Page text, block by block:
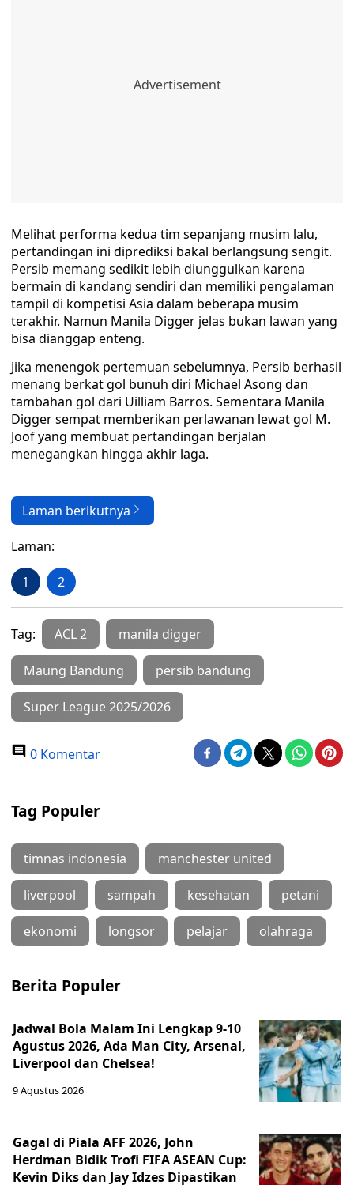
Melihat performa kedua tim sepanjang musim lalu,
pertandingan ini diprediksi bakal berlangsung sengit.
Persib memang sedikit lebih diunggulkan karena
bermain di kandang sendiri dan memiliki pengalaman
tampil di kompetisi Asia dalam beberapa musim
terakhir. Namun Manila Digger jelas bukan lawan yang
bisa dianggap enteng.
Jika menengok pertemuan sebelumnya, Persib berhasil
menang berkat gol bunuh diri Michael Asong dan
tambahan gol dari Uilliam Barros. Sementara Manila
Digger sempat memberikan perlawanan lewat gol M.
Joof yang membuat pertandingan berjalan
menegangkan hingga akhir laga.
Laman berikutnya
Laman:
1 2
Tag: ACL 2 manila digger
Maung Bandung persib bandung
Super League 2025/2026
0 Komentar
Tag Populer
timnas indonesia manchester united
liverpool sampah kesehatan petani
ekonomi longsor pelajar olahraga
Berita Populer
Jadwal Bola Malam Ini Lengkap 9-10
Agustus 2026, Ada Man City, Arsenal,
Liverpool dan Chelsea!
9 Agustus 2026
Gagal di Piala AFF 2026, John
Herdman Bidik Trofi FIFA ASEAN Cup:
Kevin Diks dan Jay Idzes Dipastikan